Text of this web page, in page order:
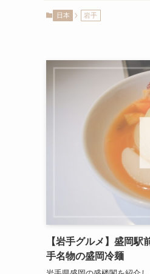
日本 岩手
【岩手グルメ】盛岡
手名物の盛岡冷麺